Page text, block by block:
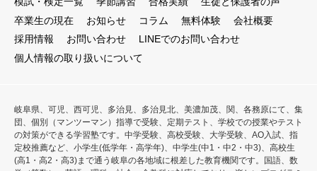
卒業生の現在
お知らせ コラム 無料体験
会社概要
採用情報
お問い合わせ
LINEでのお問い合わせ
個人情報の取り扱いについて
岐阜県、可児、西可児、多治見、多治見北、美濃加茂、関、各務原にて、集
団、個別（マンツーマン）指導で受験、定期テスト、学校での授業やテスト
の対策ができる学習塾です。中学受験、高校受験、大学受験、AO入試、指
定校推薦など、小学生(低学年・高学年)、中学生(中1・中2・中3)、高校生
(高1・高2・高3)まで通う岐阜の各地域に根差した教育機関です。国語、数